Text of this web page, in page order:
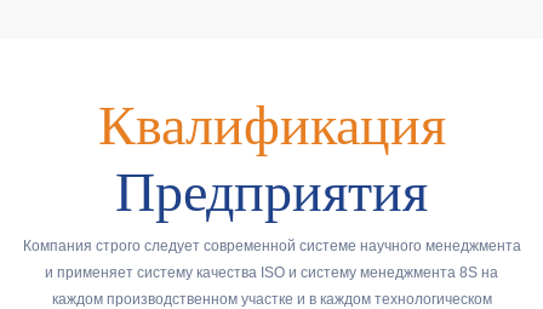
Квалификация
Предприятия
Компания строго следует современной системе научного менеджмента
и применяет систему качества ISO и систему менеджмента 8S на
каждом производственном участке и в каждом технологическом